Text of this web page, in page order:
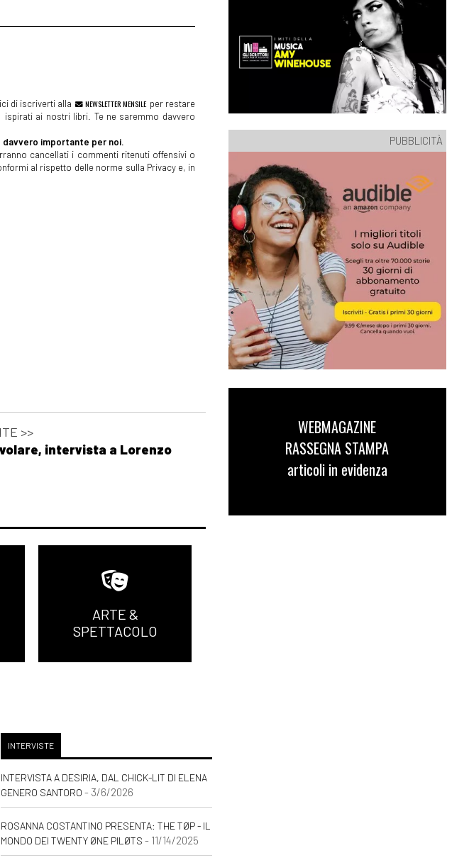
di iscriverti alla NEWSLETTER MENSILE per restare
ispirati ai nostri libri. Te ne saremmo davvero
importante per noi.
cancellati i commenti ritenuti offensivi o
al rispetto delle norme sulla Privacy e, in
>>
intervista a Lorenzo
ARTE &
SPETTACOLO
INTERVISTE
INTERVISTA A DESIRIA, DAL CHICK-LIT DI ELENA
GENERO SANTORO - 3/6/2026
ROSANNA COSTANTINO PRESENTA: THE TØP - IL
MONDO DEI TWENTY ØNE PILØTS - 11/14/2025
PUBBLICITÀ
WEBMAGAZINE
RASSEGNA STAMPA
articoli in evidenza